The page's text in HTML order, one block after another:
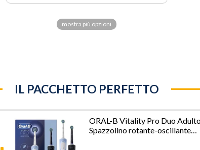
mostra più opzioni
IL PACCHETTO PERFETTO
ORAL-B Vitality Pro Duo
Spazzolino rotante-oscillante